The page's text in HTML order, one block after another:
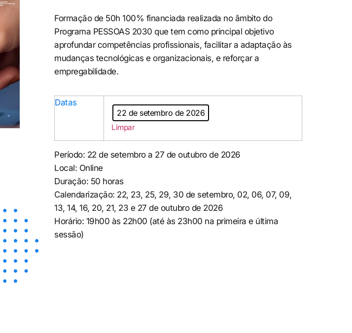
Formação de 50h 100% financiada realizada no âmbito do
Programa PESSOAS 2030 que tem como principal objetivo
aprofundar competências profissionais, facilitar a adaptação às
mudanças tecnológicas e organizacionais, e reforçar a
empregabilidade.
Datas
22 de setembro de 2026
Limpar
Período: 22 de setembro a 27 de outubro de 2026
Local: Online
Duração: 50 horas
Calendarização: 22, 23, 25, 29, 30 de setembro, 02, 06, 07, 09,
13, 14, 16, 20, 21, 23 e 27 de outubro de 2026
Horário: 19h00 às 22h00 (até às 23h00 na primeira e última
sessão)